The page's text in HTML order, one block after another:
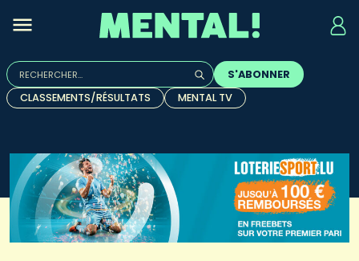
Rechercher :
Quand les résultats de l'auto-complétion sont
S'ABONNER
CLASSEMENTS/RÉSULTATS
MENTAL TV